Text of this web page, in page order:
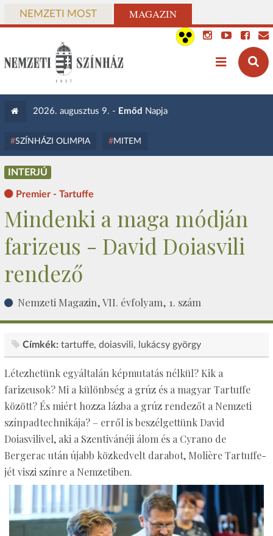
NEMZETI MOST MAGAZIN
2026. augusztus 9. - Emőd Napja
SZÍNHÁZI OLIMPIA MITEM
INTERJÚ
Premier - Tartuffe
Mindenki a maga módján
farizeus - David Doiasvili
rendező
Nemzeti Magazin, VII. évfolyam, 1. szám
Címkék: tartuffe doiasvili lukácsy györgy
Létezhetünk egyáltalán képmutatás nélkül? Kik a
farizeusok? Mi a különbség a grúz és a magyar Tartuffe
között? És miért hozza lázba a grúz rendezőt a Nemzeti
színpadtechnikája? – erről is beszélgettünk David
Doiasvilivel, aki a Szentivánéji álom és a Cyrano de
Bergerac után újabb közkedvelt darabot, Molière Tartuffe-
jét viszi színre a Nemzetiben.